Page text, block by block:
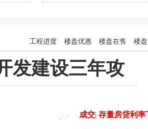
工程进度 楼盘优惠 楼盘在售 楼
发建设三年攻
成交 存量房贷利